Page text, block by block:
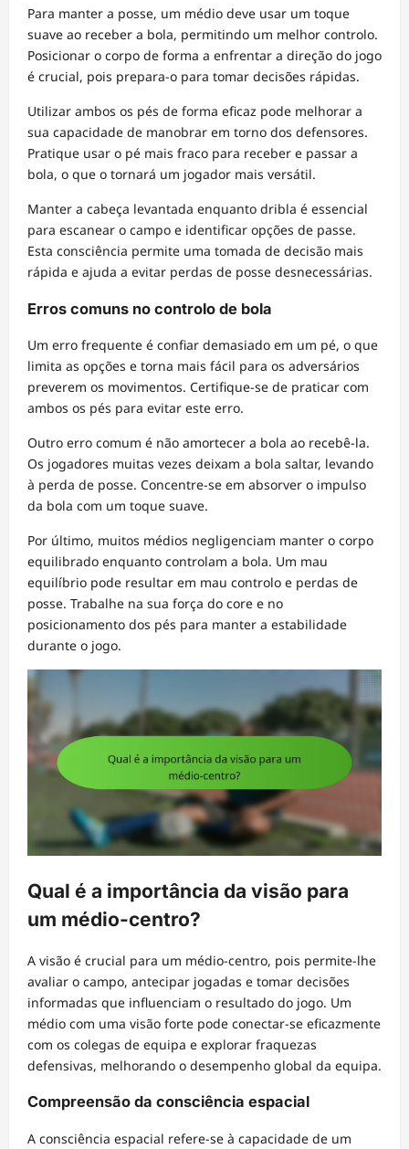
Para manter a posse, um médio deve usar um toque
suave ao receber a bola, permitindo um melhor controlo.
Posicionar o corpo de forma a enfrentar a direção do jogo
é crucial, pois prepara-o para tomar decisões rápidas.
Utilizar ambos os pés de forma eficaz pode melhorar a
sua capacidade de manobrar em torno dos defensores.
Pratique usar o pé mais fraco para receber e passar a
bola, o que o tornará um jogador mais versátil.
Manter a cabeça levantada enquanto dribla é essencial
para escanear o campo e identificar opções de passe.
Esta consciência permite uma tomada de decisão mais
rápida e ajuda a evitar perdas de posse desnecessárias.
Erros comuns no controlo de bola
Um erro frequente é confiar demasiado em um pé, o que
limita as opções e torna mais fácil para os adversários
preverem os movimentos. Certifique-se de praticar com
ambos os pés para evitar este erro.
Outro erro comum é não amortecer a bola ao recebê-la.
Os jogadores muitas vezes deixam a bola saltar, levando
à perda de posse. Concentre-se em absorver o impulso
da bola com um toque suave.
Por último, muitos médios negligenciam manter o corpo
equilibrado enquanto controlam a bola. Um mau
equilíbrio pode resultar em mau controlo e perdas de
posse. Trabalhe na sua força do core e no
posicionamento dos pés para manter a estabilidade
durante o jogo.
Qual é a importância da visão para
um médio-centro?
A visão é crucial para um médio-centro, pois permite-lhe
avaliar o campo, antecipar jogadas e tomar decisões
informadas que influenciam o resultado do jogo. Um
médio com uma visão forte pode conectar-se eficazmente
com os colegas de equipa e explorar fraquezas
defensivas, melhorando o desempenho global da equipa.
Compreensão da consciência espacial
A consciência espacial refere-se à capacidade de um